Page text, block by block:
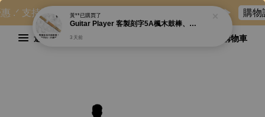
.ᐟ 支持國外寄送：香港、澳門⋯等地。詳情可參閱 ▶ 購物
選單 購物車
黃**已購買了
Guitar Player 客製刻字5A楓木鼓棒、7A胡桃木實木鼓棒 爵士鼓
3 天前